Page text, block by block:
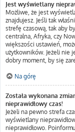
Jest wyświetlany
Możliwe, że jest
znajdujesz. Jeśli tak
strefę czasową, tak aby
centralna, Afryka, czy
większości ustawień,
użytkowników. Jeżeli nie
dobry moment, by się
Na górę
Została wykonana
nieprawidłowy czas!
Jeżeli na pewno strefa
wyświetlany
nieprawidłowo.